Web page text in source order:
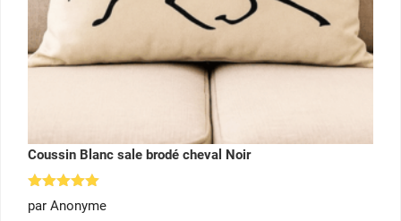
Coussin Blanc sale brodé cheval Noir
Note
sur 5
par Anonyme